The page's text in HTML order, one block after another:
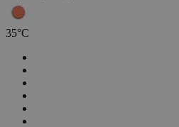
35°C